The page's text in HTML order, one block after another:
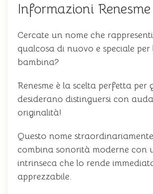
Informazioni Renesme
Cercate un nome che
qualcosa di nuovo e speciale
bambina?
Renesme è la scelta perfetta per
desiderano distinguersi con
originalità!
Questo nome
combina sonorità moderne con
intrinseca che lo rende
apprezzabile.